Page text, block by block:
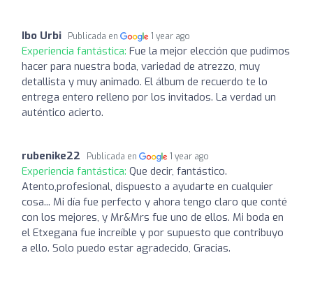
Ibo Urbi Publicada en 1 year ago
Experiencia fantástica: Fue la mejor elección que pudimos
hacer para nuestra boda, variedad de atrezzo, muy
detallista y muy animado. El álbum de recuerdo te lo
entrega entero relleno por los invitados. La verdad un
auténtico acierto.
rubenike22 Publicada en 1 year ago
Experiencia fantástica: Que decir, fantástico.
Atento,profesional, dispuesto a ayudarte en cualquier
cosa... Mi día fue perfecto y ahora tengo claro que conté
con los mejores, y Mr&Mrs fue uno de ellos. Mi boda en
el Etxegana fue increíble y por supuesto que contribuyo
a ello. Solo puedo estar agradecido, Gracias.